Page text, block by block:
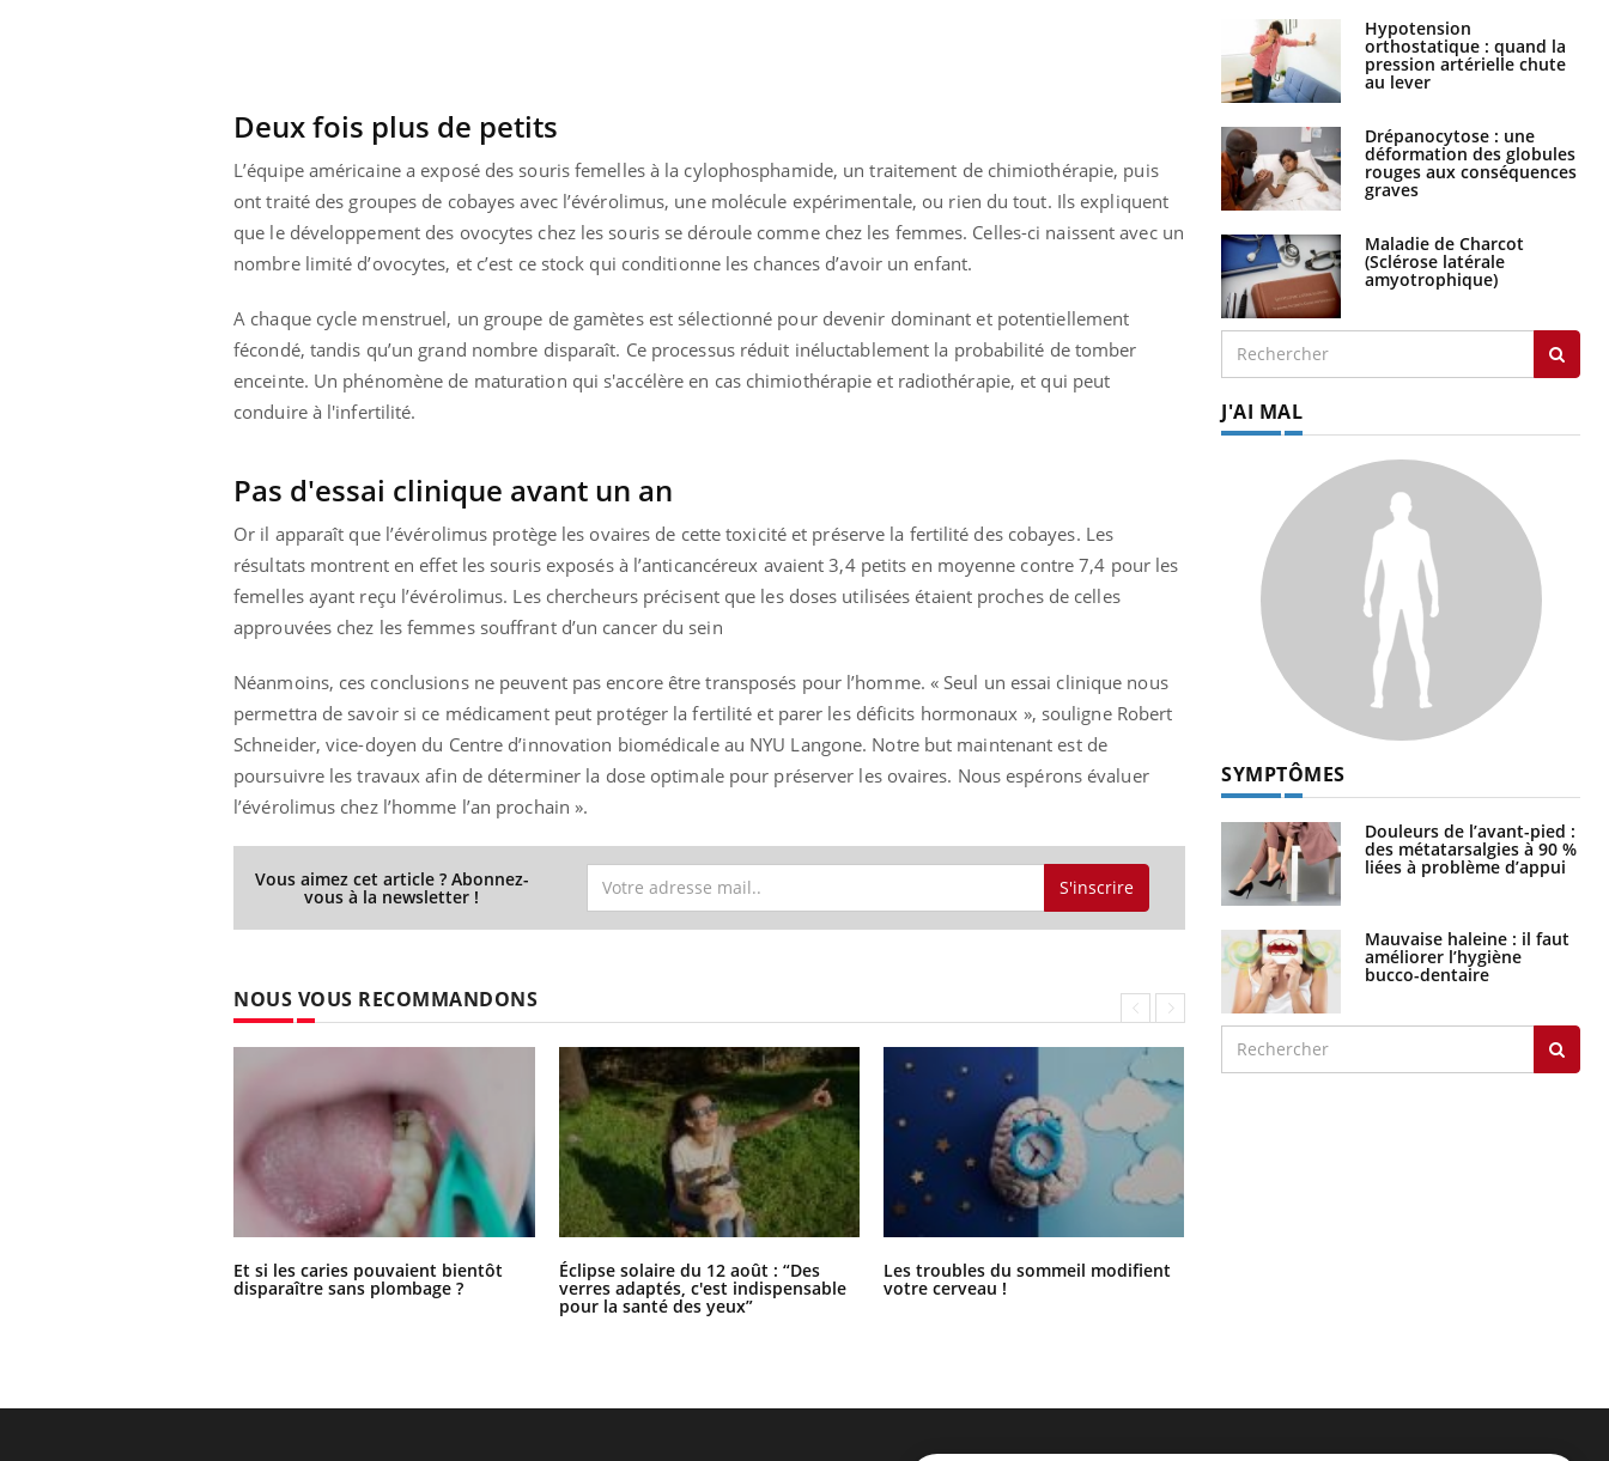
Deux fois plus de petits
L’équipe américaine a exposé des souris femelles à la cylophosphamide, un traitement de chimiothérapie, puis
ont traité des groupes de cobayes avec l’évérolimus, une molécule expérimentale, ou rien du tout. Ils expliquent
que le développement des ovocytes chez les souris se déroule comme chez les femmes. Celles-ci naissent avec un
nombre limité d’ovocytes, et c’est ce stock qui conditionne les chances d’avoir un enfant.
A chaque cycle menstruel, un groupe de gamètes est sélectionné pour devenir dominant et potentiellement
fécondé, tandis qu’un grand nombre disparaît. Ce processus réduit inéluctablement la probabilité de tomber
enceinte. Un phénomène de maturation qui s'accélère en cas chimiothérapie et radiothérapie, et qui peut
conduire à l'infertilité.
Pas d'essai clinique avant un an
Or il apparaît que l’évérolimus protège les ovaires de cette toxicité et préserve la fertilité des cobayes. Les
résultats montrent en effet les souris exposés à l’anticancéreux avaient 3,4 petits en moyenne contre 7,4 pour les
femelles ayant reçu l’évérolimus. Les chercheurs précisent que les doses utilisées étaient proches de celles
approuvées chez les femmes souffrant d’un cancer du sein
Néanmoins, ces conclusions ne peuvent pas encore être transposés pour l’homme. « Seul un essai clinique nous
permettra de savoir si ce médicament peut protéger la fertilité et parer les déficits hormonaux », souligne Robert
Schneider, vice-doyen du Centre d’innovation biomédicale au NYU Langone. Notre but maintenant est de
poursuivre les travaux afin de déterminer la dose optimale pour préserver les ovaires. Nous espérons évaluer
l’évérolimus chez l’homme l’an prochain ».
Vous aimez cet article ? Abonnez-
vous à la newsletter ! S'inscrire
NOUS VOUS RECOMMANDONS
Et si les caries pouvaient bientôt
disparaître sans plombage ?
Éclipse solaire du 12 août : “Des
verres adaptés, c'est indispensable
pour la santé des yeux”
Les troubles du sommeil modifient
votre cerveau !
Hypotension
orthostatique : quand la
pression artérielle chute
au lever
Drépanocytose : une
déformation des globules
rouges aux conséquences
graves
Maladie de Charcot
(Sclérose latérale
amyotrophique)
J'AI MAL
SYMPTÔMES
Douleurs de l’avant-pied :
des métatarsalgies à 90 %
liées à problème d’appui
Mauvaise haleine : il faut
améliorer l’hygiène
bucco-dentaire